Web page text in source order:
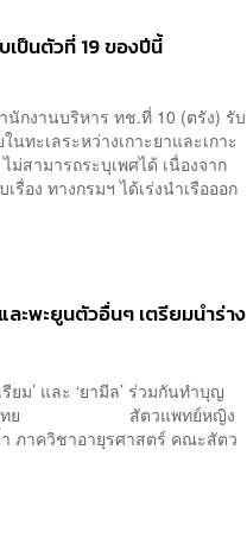
เป็นตัวที่ 19 ของปีนี้
นักงานบริหาร ทช.ที่ 10 (ตรัง) รับ
ทะเลระหว่างเกาะยาและเกาะ
สามารถระบุเพศได้ เนื่องจาก
อง ทางกรมฯ ได้เร่งนำเรือออก
ะพะยูนตัวอื่นๆ เตรียมนำร่าง
ม’ และ ‘ยามีล’ ร่วมกันทำบุญ
ทะเลไทย สัตวแพทย์หญิง
ภาควิชาอายุรศาสตร์ คณะสัตว